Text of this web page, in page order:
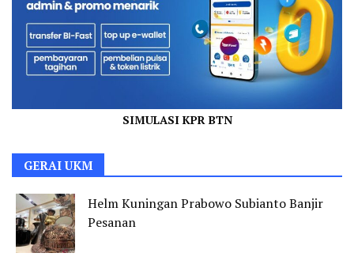
SIMULASI KPR BTN
GERAI UKM
Helm Kuningan Prabowo Subianto Banjir
Pesanan